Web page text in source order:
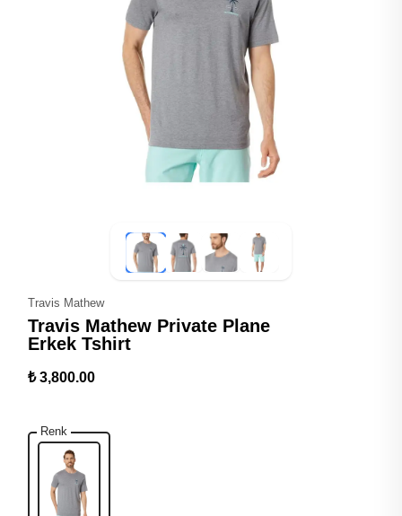
Travis Mathew
Travis Mathew Private Plane
Erkek Tshirt
₺ 3,800.00
Renk